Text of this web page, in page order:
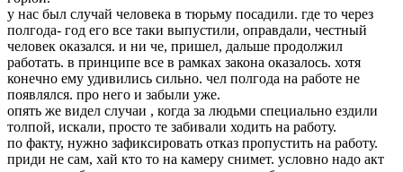
у нас был случай человека в тюрьму посадили. где то через
полгода- год его все таки выпустили, оправдали, честный
человек оказался. и ни че, пришел, дальше продолжил
работать. в принципе все в рамках закона оказалось. хотя
конечно ему удивились сильно. чел полгода на работе не
появлялся. про него и забыли уже.
опять же видел случаи , когда за людьми специально ездили
толпой, искали, просто те забивали ходить на работу.
по факту, нужно зафиксировать отказ пропустить на работу.
приди не сам, хай кто то на камеру снимет. условно надо акт